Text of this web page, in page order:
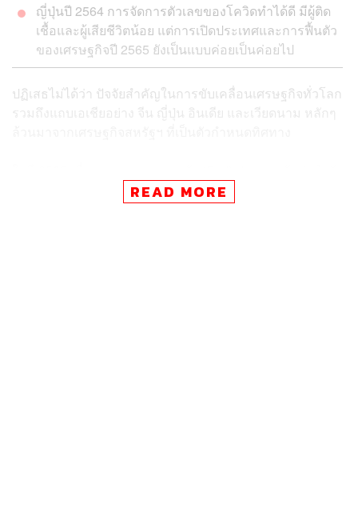
ญี่ปุ่นปี 2564 การจัดการตัวเลขของโควิดทำได้ดี มีผู้ติด
เชื้อและผู้เสียชีวิตน้อย แต่การเปิดประเทศและการฟื้นตัว
ของเศรษฐกิจปี 2565 ยังเป็นแบบค่อยเป็นค่อยไป
ปฏิเสธไม่ได้ว่า ปัจจัยสำคัญในการขับเคลื่อนเศรษฐกิจทั่วโลก
รวมถึงแถบเอเชียอย่าง จีน ญี่ปุ่น อินเดีย และเวียดนาม หลักๆ
จะลดขนาดของมาตรการ QE และเตรียมปรับขึ้นอัตรา
ดอกเบี้ยนโยบายในปี 2565 เพื่อแก้ปัญหาเงินเฟ้อที่พุ่งทุบสถิติ
READ MORE